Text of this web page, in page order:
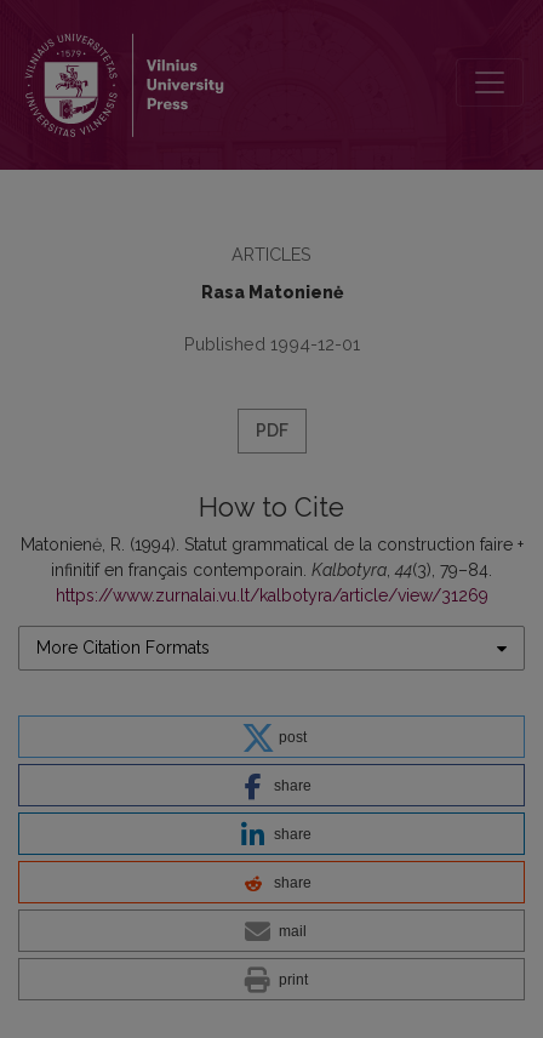
ARTICLES
Rasa Matonienė
Published 1994-12-01
PDF
How to Cite
Matonienė, R. (1994). Statut grammatical de la construction faire +
infinitif en français contemporain. Kalbotyra ,44(3), 79–84.
https://www.zurnalai.vu.lt/kalbotyra/article/view/31269
More Citation Formats
post
share
share
share
mail
print